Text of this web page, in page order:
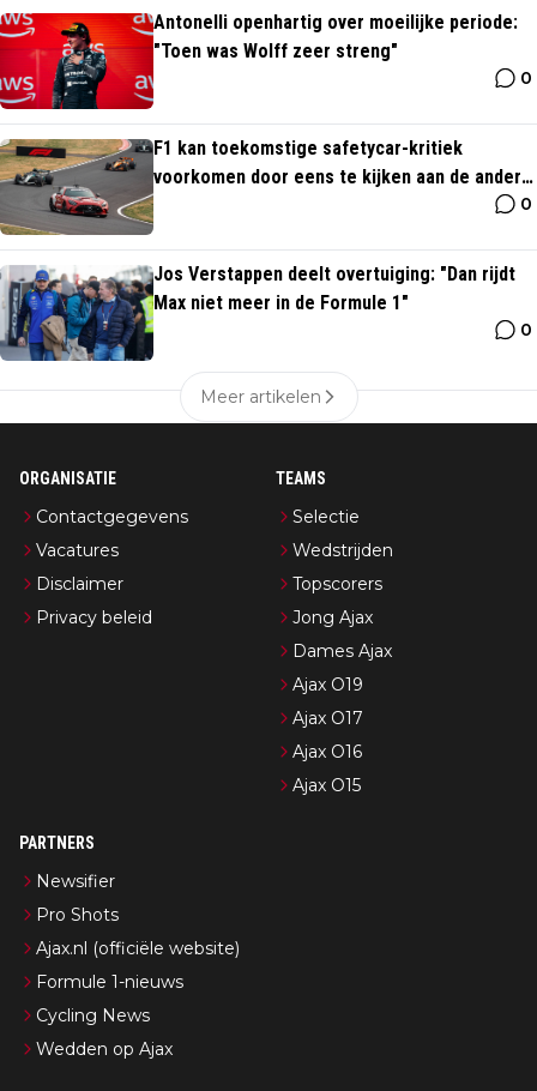
Antonelli openhartig over moeilijke periode:
"Toen was Wolff zeer streng"
0
F1 kan toekomstige safetycar-kritiek
voorkomen door eens te kijken aan de andere
0
Jos Verstappen deelt overtuiging: "Dan rijdt
Max niet meer in de Formule 1"
0
Meer artikelen
ORGANISATIE
Contactgegevens
Vacatures
Disclaimer
Privacy beleid
TEAMS
Selectie
Wedstrijden
Topscorers
Jong Ajax
Dames Ajax
Ajax O19
Ajax O17
Ajax O16
Ajax O15
PARTNERS
Newsifier
Pro Shots
Ajax.nl (officiële website)
Formule 1-nieuws
Cycling News
Wedden op Ajax